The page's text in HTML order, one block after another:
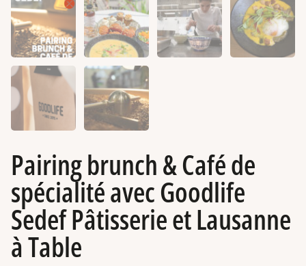
Pairing brunch & Café de
spécialité avec Goodlife
Sedef Pâtisserie et Lausanne
à Table